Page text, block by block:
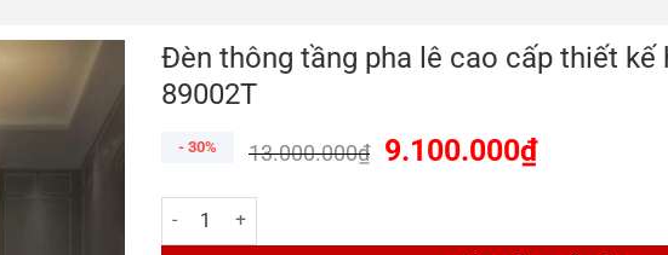
Đèn thông tầng pha lê cao cấp thiết kế
89002T
- 30% 13.000.000₫ 9.100.000₫
Đèn thông tầng pha lê cao cấp thiết kế hiện đại CDB-89002T số